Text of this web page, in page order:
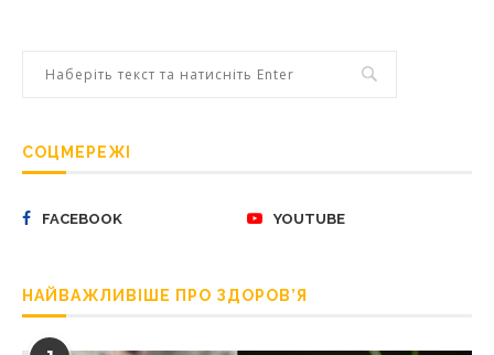
СОЦМЕРЕЖІ
FACEBOOK YOUTUBE
НАЙВАЖЛИВІШЕ ПРО ЗДОРОВ’Я